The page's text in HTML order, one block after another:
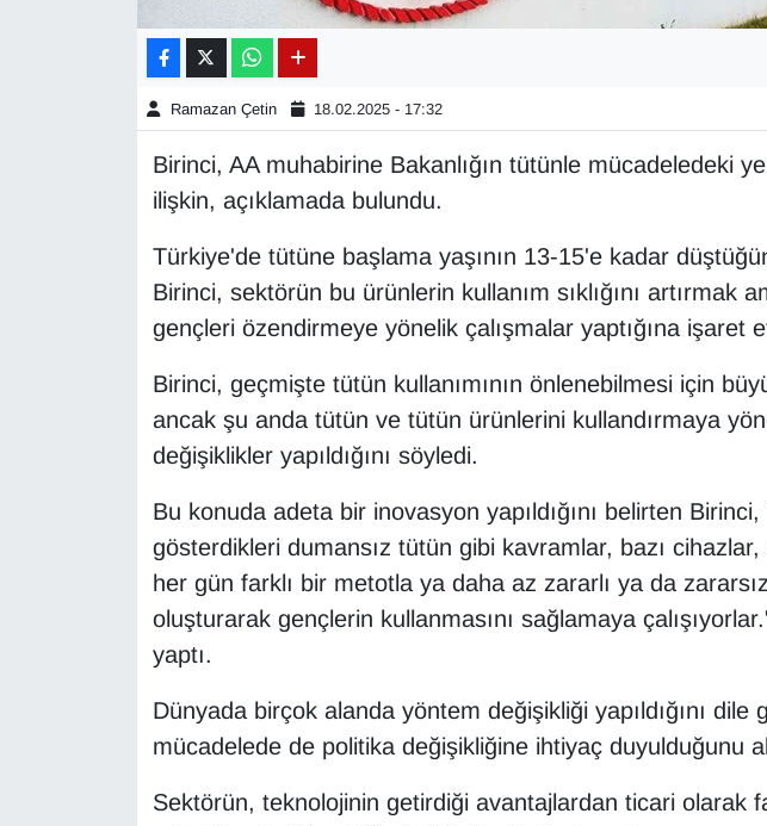
Ramazan Çetin 18.02.2025 - 17:32
Birinci, AA muhabirine Bakanlığın tütünle mücadeledeki
ilişkin, açıklamada bulundu.
Türkiye'de tütüne başlama yaşının 13-15'e kadar
Birinci, sektörün bu ürünlerin kullanım sıklığını artırmak
gençleri özendirmeye yönelik çalışmalar yaptığına işaret
Birinci, geçmişte tütün kullanımının önlenebilmesi için
ancak şu anda tütün ve tütün ürünlerini kullandırmaya
değişiklikler yapıldığını söyledi.
Bu konuda adeta bir inovasyon yapıldığını belirten Birinci,
gösterdikleri dumansız tütün gibi kavramlar, bazı
her gün farklı bir metotla ya daha az zararlı ya da
oluşturarak gençlerin kullanmasını sağlamaya
yaptı.
Dünyada birçok alanda yöntem değişikliği yapıldığını dile
mücadelede de politika değişikliğine ihtiyaç duyulduğunu
Sektörün, teknolojinin getirdiği avantajlardan ticari olarak
HABERDE İNSAN
Kim Kimdir?
Kültür & Sanat
MAGAZİN
ONE EKONOMİ